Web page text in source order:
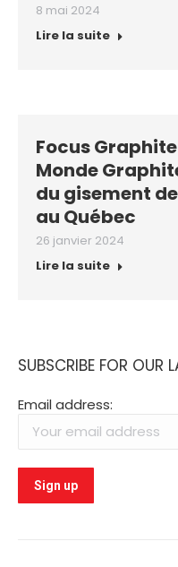
8 mai 2024
Lire la suite
Focus
Monde
du gisement
au Québec
26 janvier 2024
Lire la suite
SUBSCRIBE FOR OUR
Email address: